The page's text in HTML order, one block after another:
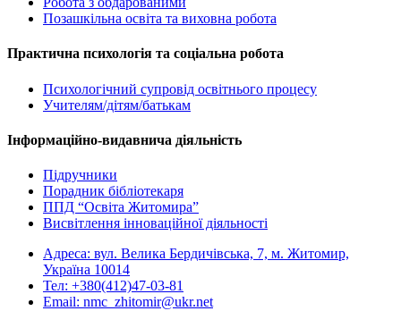
Позашкільна освіта та виховна робота
Практична психологія та соціальна робота
Психологічний супровід освітнього процесу
Учителям/дітям/батькам
Інформаційно-видавнича діяльність
Підручники
Порадник бібліотекаря
ППД “Освіта Житомира”
Висвітлення інноваційної діяльності
Адреса: вул. Велика Бердичівська, 7, м. Житомир,
Україна 10014
Тел: +380(412)47-03-81
Email: nmc_zhitomir@ukr.net